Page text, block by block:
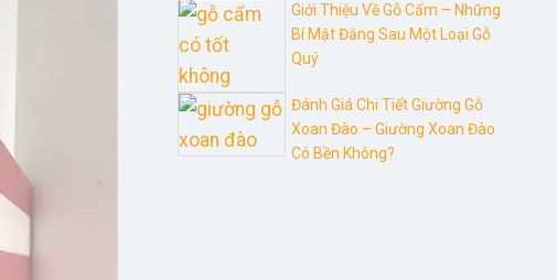
Giới Thiệu Về Gỗ Cẩm – Những
Bí Mật Đằng Sau Một Loại Gỗ
Quý
Đánh Giá Chi Tiết Giường Gỗ
Xoan Đào – Giường Xoan Đào
Có Bền Không?